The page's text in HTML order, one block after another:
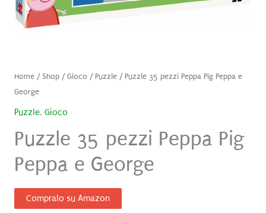
Home/ Shop/Gioco / Puzzle/ Puzzle 35 pezzi Peppa Pig Peppa e
George
Puzzle, Gioco
Puzzle 35 pezzi Peppa Pig
Peppa e George
Compralo su Amazon